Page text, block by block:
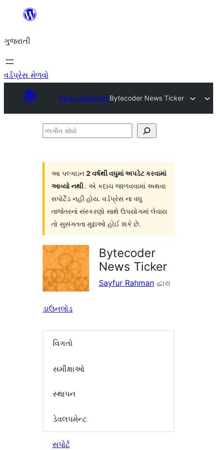
કંટેન્ટ(લખાણ)
જાઓ
ગુજરાતી
વર્ડપ્રેસ મેળવો
Plugin DirectoryBytecoder News Ticker
પ્લગીન
આ પલ્ગઇન 2 વર્ષથી વધુમાં અપડેટ કરવામાં
આવ્યો નથી . એ કદાચ જાળવવામાં અથવા
સપોર્ટેડ નહી હોય. વર્ડપ્રેસ ના વધુ
તાજેતરનાં સંસ્કરણો સાથે ઉપયોગમાં લેવાય
તો સુસંગતતા મુદ્દાઓ હોઈ શકે છે.
Bytecoder
News Ticker
Sayfur Rahman દ્વારા
ડાઉનલોડ
વિગતો
સમીક્ષાઓ
સ્થાપન
ડેવલપમેન્ટ
સપોર્ટ